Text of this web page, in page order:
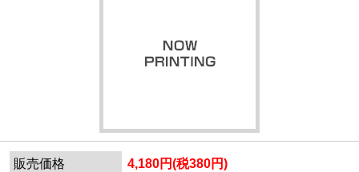
販売価格
4,180円(税380円)